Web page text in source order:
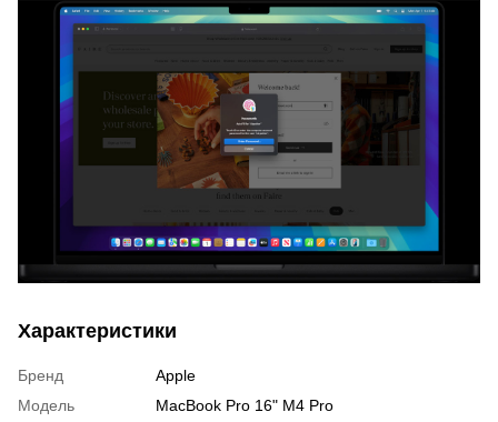
Характеристики
Бренд
Apple
Модель
MacBook Pro 16" M4 Pro